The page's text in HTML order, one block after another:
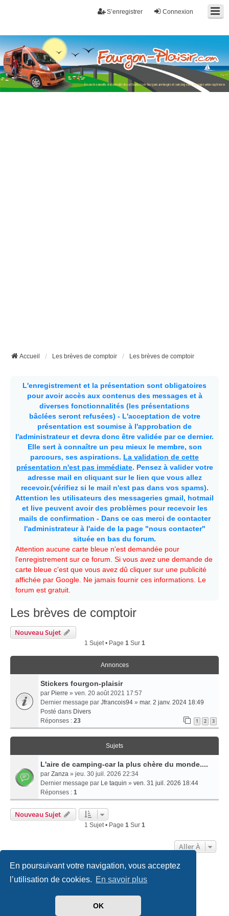
En poursuivant votre navigation, vous acceptez
l’utilisation de cookies. En savoir plus
OK
Connexion
S’enregistrer
Fourgon-plaisir.com
Forum de conseils et d'entraide des utilisateurs de fourgons, fourgons
aménagés, vans et de camping-car. Partagez votre expérience.
Accueil Les brèves de comptoir Les brèves de comptoir
L'enregistrement et la présentation sont obligatoires
pour avoir accès aux contenus des messages et à
diverses fonctionnalités (les présentations
bâclées seront refusées) - L'acceptation de votre
présentation est soumise à l'approbation de
l'administrateur et devra donc être validée par ce dernier.
Elle sert à connaître un peu mieux le membre, son
parcours, ses aspirations. La validation de cette
présentation n'est pas immédiate. Pensez à valider votre
adresse mail en cliquant sur le lien que vous allez
recevoir.(vérifiez si le mail n'est pas dans vos spams).
Attention les utilisateurs des messageries gmail, hotmail
et live peuvent avoir des problèmes pour recevoir les
mails de confirmation - Dans ce cas merci de contacter
l'administrateur à l'aide de la page "nous contacter"
située en bas du forum.
Attention aucune carte bleue n'est demandée pour
l'enregistrement sur ce forum. Si vous avez une demande de
carte bleue c'est que vous avez dû cliquer sur une publicité
affichée par Google. Ne jamais fournir ces informations. Le
forum est gratuit.
Les brèves de comptoir
Nouveau Sujet
1 Sujet • Page 1Sur 1
Annonces
Stickers fourgon-plaisir
par Pierre » ven. 20 août 2021 17:57
Dernier message par Jfrancois94 » mar. 2 janv. 2024 18:49
Posté dans Divers
Réponses : 23 1 2 3
Sujets
L'aire de camping-car la plus chère du monde....
par Zanza » jeu. 30 juil. 2026 22:34
Dernier message par Le taquin » ven. 31 juil. 2026 18:44
Réponses : 1
Nouveau Sujet
1 Sujet • Page 1Sur 1
Aller À
Accueil Politiques & cookies
phpBB® Forum Software © phpBB Limited
created by INVENTEA & v12mike